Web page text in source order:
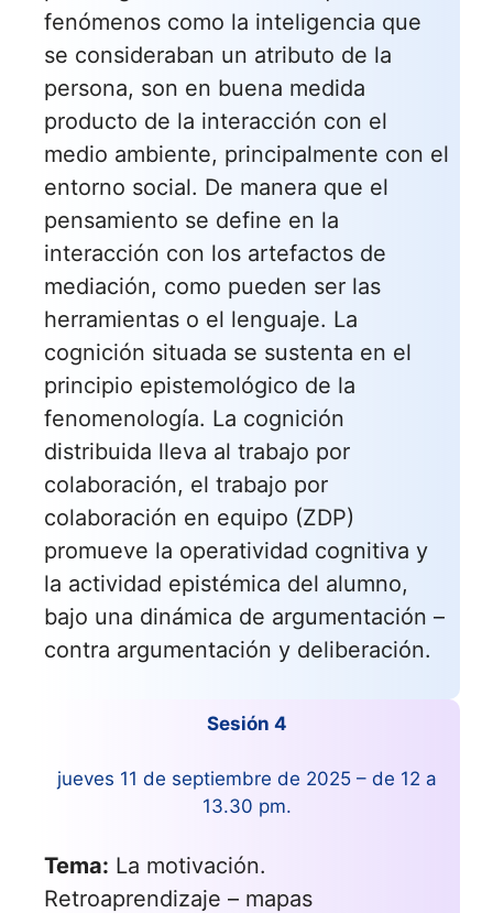
fenómenos como la inteligencia que
se consideraban un atributo de la
persona, son en buena medida
producto de la interacción con el
medio ambiente, principalmente con el
entorno social. De manera que el
pensamiento se define en la
interacción con los artefactos de
mediación, como pueden ser las
herramientas o el lenguaje. La
cognición situada se sustenta en el
principio epistemológico de la
fenomenología. La cognición
distribuida lleva al trabajo por
colaboración, el trabajo por
colaboración en equipo (ZDP)
promueve la operatividad cognitiva y
la actividad epistémica del alumno,
bajo una dinámica de argumentación –
contra argumentación y deliberación.
Sesión 4
jueves 11 de septiembre de 2025 – de 12 a
13.30 pm.
Tema: La motivación.
Retroaprendizaje – mapas